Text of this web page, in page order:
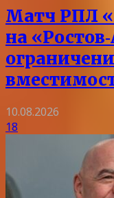
Матч РПЛ
на
10.08.2026
18